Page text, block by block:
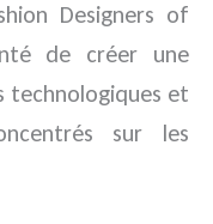
Designers of
de créer une
technologiques et
sur les